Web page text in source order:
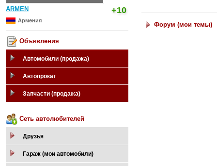
ARMEN +10
Армения
Объявления
Автомобили (продажа)
Автопрокат
Запчасти (продажа)
Сеть автолюбителей
Друзья
Гараж (мои автомобили)
Форум (мои темы)